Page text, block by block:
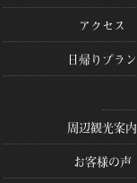
アクセス
日帰りプラン
周辺観光案内
お客様の声